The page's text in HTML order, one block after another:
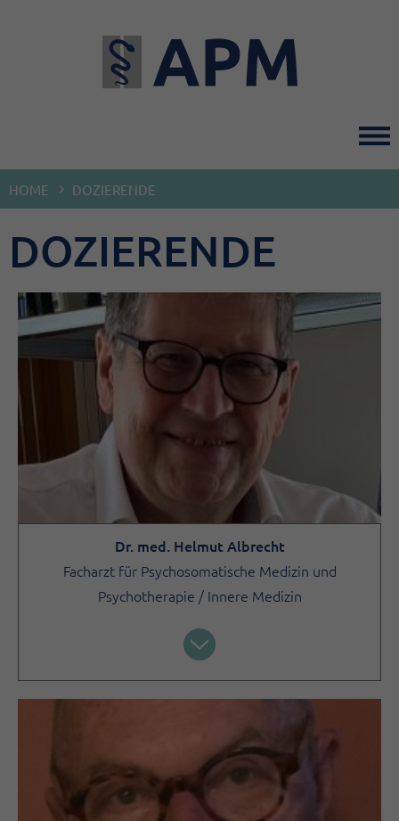
HOME DOZIERENDE
DOZIERENDE
Dr. med. Helmut Albrecht
Facharzt für Psychosomatische Medizin und
Psychotherapie / Innere Medizin